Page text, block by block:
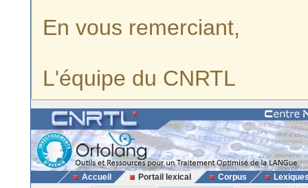
En vous remerciant,
L'équipe du CNRTL
Accueil Portail lexical Corpus